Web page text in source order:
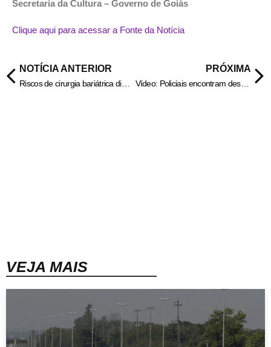
Secretaria da Cultura – Governo de Goiás
Clique aqui para acessar a Fonte da Notícia
NOTÍCIA ANTERIOR
Riscos de cirurgia bariátrica diminuíram muito, explica médico
PRÓXIMA
Vídeo: Policiais encontram desmanche escondido por parede falsa em SP
VEJA MAIS